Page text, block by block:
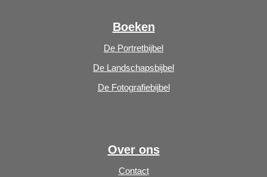
Boeken
De Portretbijbel
De Landschapsbijbel
De Fotografiebijbel
Over ons
Contact